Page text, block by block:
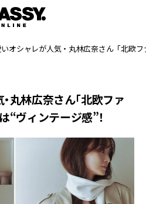
オシャレが人気・丸林広奈さん「北欧
丸林広奈さん「北欧ファ
“ヴィンテージ感”！